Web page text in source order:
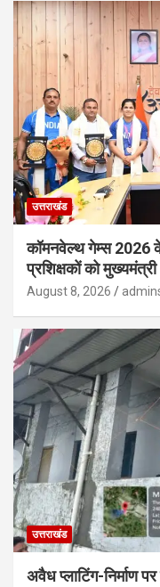
उत्तराखंड
कॉमनवेल्थ गेम्स 2026
प्रशिक्षकों को मुख्यमंत्री
August 8, 2026
उत्तराखंड
अवैध प्लाटिंग-निर्माण पर